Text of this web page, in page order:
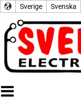
Sverige Svenska